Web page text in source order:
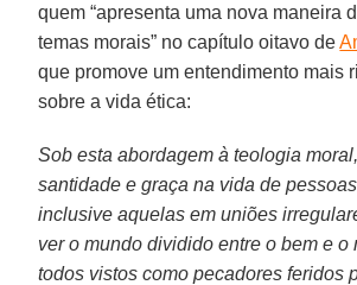
quem “apresenta uma nova maneira
temas morais” no capítulo oitavo de
que promove um entendimento mais
sobre a vida ética:
Sob esta abordagem à teologia
santidade e graça na vida de
inclusive aquelas em uniões
ver o mundo dividido entre o bem e o
todos vistos como pecadores feridos